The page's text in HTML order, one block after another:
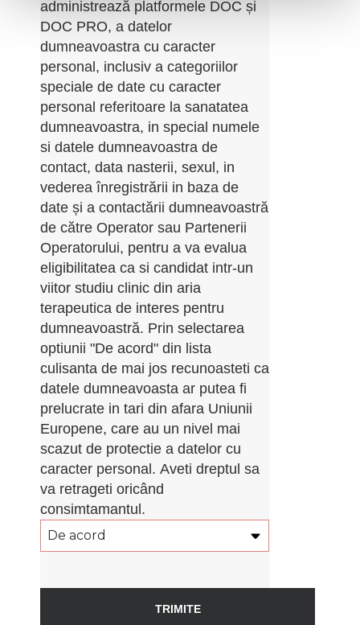
administrează platformele DOC și
DOC PRO, a datelor
dumneavoastra cu caracter
personal, inclusiv a categoriilor
speciale de date cu caracter
personal referitoare la sanatatea
dumneavoastra, in special numele
si datele dumneavoastra de
contact, data nasterii, sexul, in
vederea înregistrării in baza de
date și a contactării dumneavoastră
de către Operator sau Partenerii
Operatorului, pentru a va evalua
eligibilitatea ca si candidat intr-un
viitor studiu clinic din aria
terapeutica de interes pentru
dumneavoastră. Prin selectarea
optiunii "De acord" din lista
culisanta de mai jos recunoasteti ca
datele dumneavoasta ar putea fi
prelucrate in tari din afara Uniunii
Europene, care au un nivel mai
scazut de protectie a datelor cu
caracter personal. Aveti dreptul sa
va retrageti oricând
consimtamantul.